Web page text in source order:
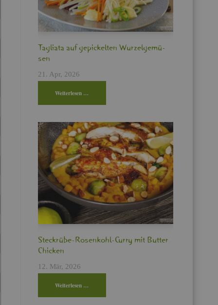
Ta­glia­ta auf ge­pi­ckel­ten Wur­zel­ge­mü­
sen
21. Apr, 2026
Wei­ter­le­sen …
Steck­rü­be-Ro­sen­kohl-Curry mit But­ter
Chi­cken
12. Mär, 2026
Wei­ter­le­sen …